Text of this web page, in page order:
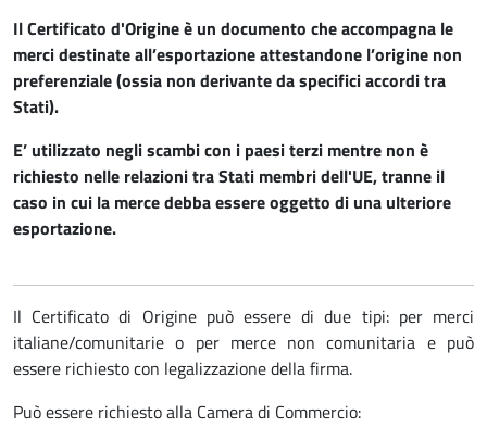
Il Certificato d'Origine è un documento che accompagna le
merci destinate all’esportazione attestandone l’origine non
preferenziale (ossia non derivante da specifici accordi tra
Stati).
E’ utilizzato negli scambi con i paesi terzi mentre non è
richiesto nelle relazioni tra Stati membri dell'UE, tranne il
caso in cui la merce debba essere oggetto di una ulteriore
esportazione.
Il Certificato di Origine può essere di due tipi: per merci
italiane/comunitarie o per merce non comunitaria e può
essere richiesto con legalizzazione della firma.
Può essere richiesto alla Camera di Commercio: